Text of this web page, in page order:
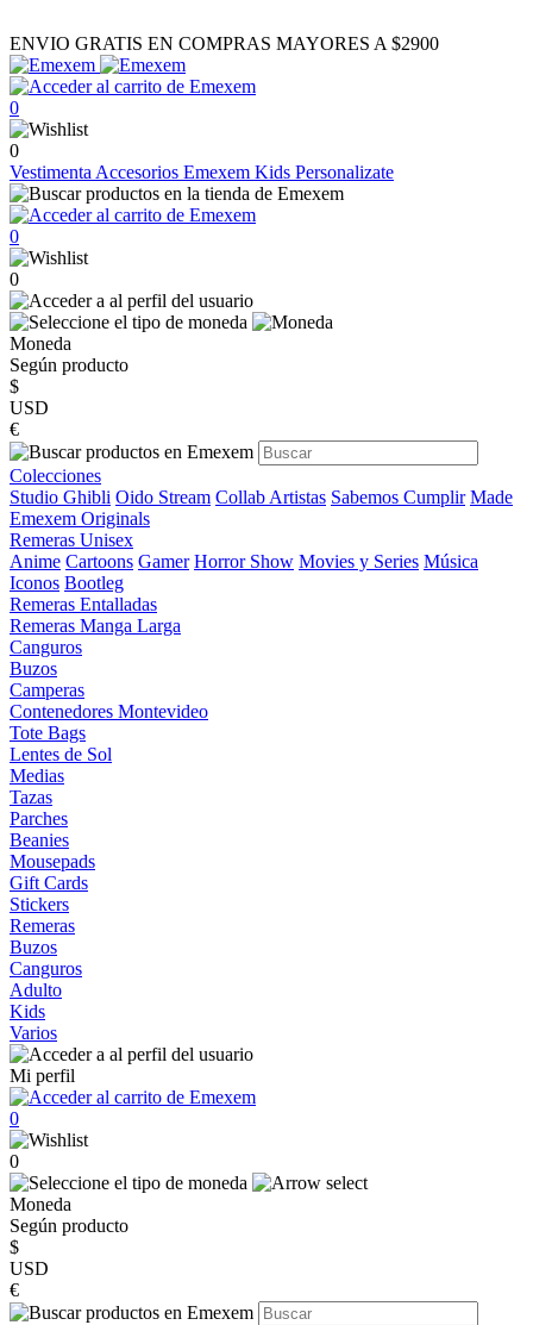
ENVIO GRATIS EN COMPRAS MAYORES A $2900
0
0
Vestimenta Accesorios Emexem Kids Personalizate
0
0
Moneda
Según producto
$
USD
€
Colecciones
Studio Ghibli Oido Stream Collab Artistas Sabemos Cumplir Made
Emexem Originals
Remeras Unisex
Anime Cartoons Gamer Horror Show Movies y Series Música
Iconos Bootleg
Remeras Entalladas
Remeras Manga Larga
Canguros
Buzos
Camperas
Contenedores Montevideo
Tote Bags
Lentes de Sol
Medias
Tazas
Parches
Beanies
Mousepads
Gift Cards
Stickers
Remeras
Buzos
Canguros
Adulto
Kids
Varios
Mi perfil
0
0
Moneda
Según producto
$
USD
€